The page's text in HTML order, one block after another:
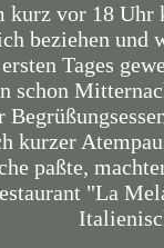
kurz vor 18 Uhr
beziehen und
Tages
schon
kurzer
paßte,
"La